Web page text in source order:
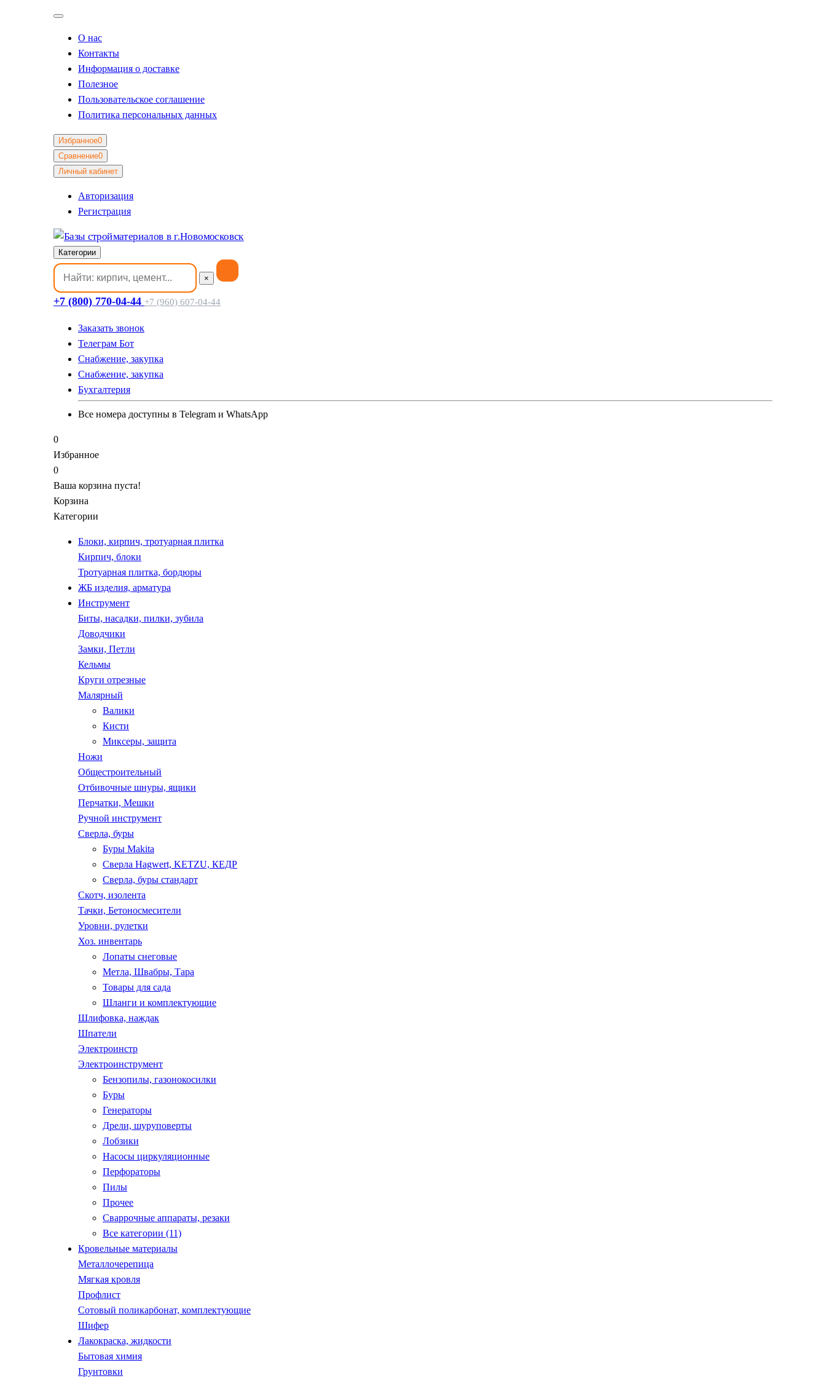
О нас
Контакты
Информация о доставке
Полезное
Пользовательское соглашение
Политика персональных данных
Избранное0
Сравнение0
Личный кабинет
Авторизация
Регистрация
Категории
×
+7 (800) 770-04-44 +7 (960) 607-04-44
Заказать звонок
Телеграм Бот
Cнабжение, закупка
Cнабжение, закупка
Бухгалтерия
Все номера доступны в Telegram и WhatsApp
0
Избранное
0
Ваша корзина пуста!
Корзина
Категории
Блоки, кирпич, тротуарная плитка
Кирпич, блоки
Тротуарная плитка, бордюры
ЖБ изделия, арматура
Инструмент
Биты, насадки, пилки, зубила
Доводчики
Замки, Петли
Кельмы
Круги отрезные
Малярный
Валики
Кисти
Миксеры, защита
Ножи
Общестроительный
Отбивочные шнуры, ящики
Перчатки, Мешки
Ручной инструмент
Сверла, буры
Буры Makita
Сверла Hagwert, KETZU, КЕДР
Сверла, буры стандарт
Скотч, изолента
Тачки, Бетоносмесители
Уровни, рулетки
Хоз. инвентарь
Лопаты снеговые
Метла, Швабры, Тара
Товары для сада
Шланги и комплектующие
Шлифовка, наждак
Шпатели
Электроинстр
Электроинструмент
Бензопилы, газонокосилки
Буры
Генераторы
Дрели, шуруповерты
Лобзики
Насосы циркуляционные
Перфораторы
Пилы
Прочее
Сваррочные аппараты, резаки
Все категории (11)
Кровельные материалы
Металлочерепица
Мягкая кровля
Профлист
Сотовый поликарбонат, комплектующие
Шифер
Лакокраска, жидкости
Бытовая химия
Грунтовки